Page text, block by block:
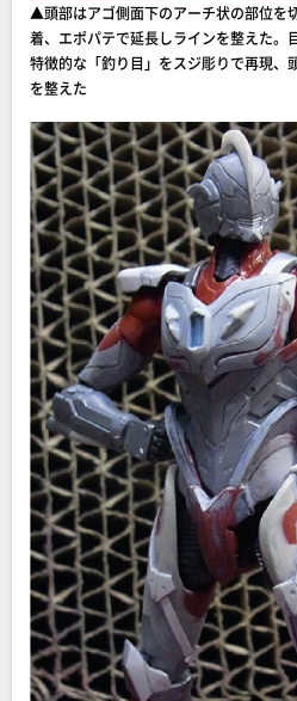
▲頭部はアゴ側面下のアーチ状の部位を
着、エポパテで延長しラインを整えた。
特徴的な「釣り目」をスジ彫りで再現、
を整えた